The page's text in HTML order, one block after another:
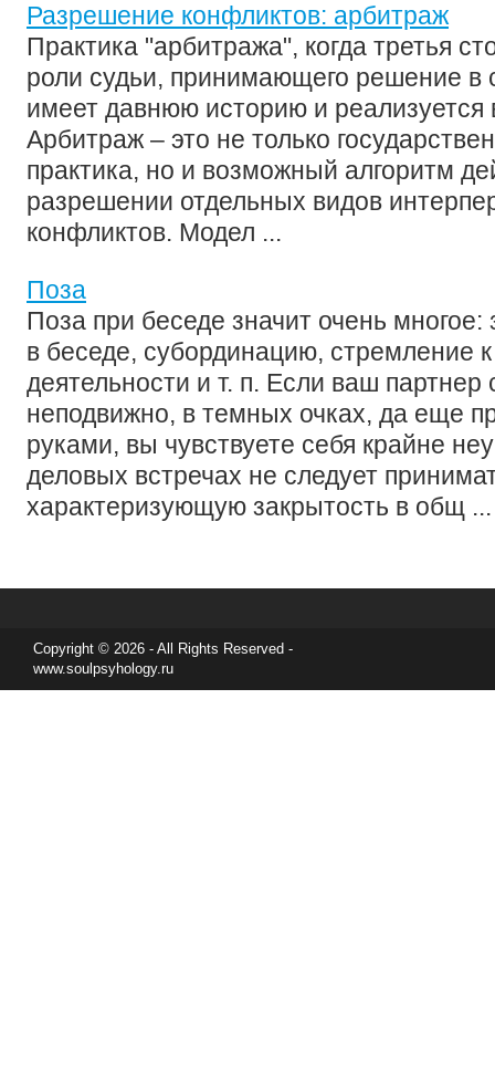
Разрешение конфликтов: арбитраж
Практика "арбитража", когда третья
роли судьи, принимающего решение в
имеет давнюю историю и
Арбитраж – это не только
практика, но и возможный алгоритм
разрешении отдельных видов
конфликтов. Модел ...
Поза
Поза при беседе значит очень многое:
в беседе, субординацию, стремление
деятельности и т. п. Если ваш партнер
неподвижно, в темных очках, да еще
руками, вы чувствуете себя крайне
деловых встречах не следует
характеризующую закрытость в общ ...
Copyright © 2026 - All Rights Reserved -
www.soulpsyhology.ru